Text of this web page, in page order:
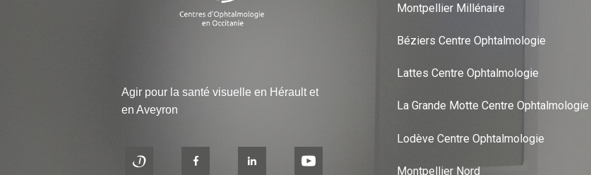
Agir pour la santé visuelle en Hérault et
en Aveyron
Montpellier Millénaire
Béziers Centre Ophtalmologie
Lattes Centre Ophtalmologie
La Grande Motte Centre Ophtalmologie
Lodève Centre Ophtalmologie
Montpellier Nord